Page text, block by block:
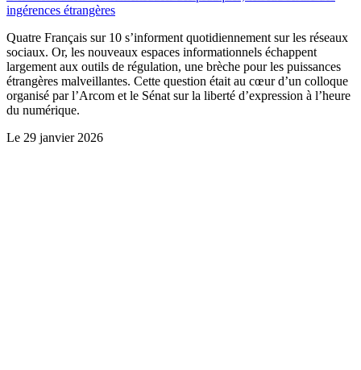
ingérences étrangères
Quatre Français sur 10 s’informent quotidiennement sur les réseaux
sociaux. Or, les nouveaux espaces informationnels échappent
largement aux outils de régulation, une brèche pour les puissances
étrangères malveillantes. Cette question était au cœur d’un colloque
organisé par l’Arcom et le Sénat sur la liberté d’expression à l’heure
du numérique.
Le 29 janvier 2026